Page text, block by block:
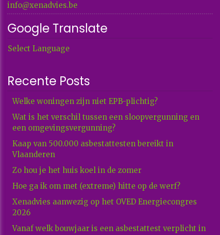
info@xenadvies.be
Google Translate
Select Language
Recente Posts
Welke woningen zijn niet EPB-plichtig?
Wat is het verschil tussen een sloopvergunning en
een omgevingsvergunning?
Kaap van 500.000 asbestattesten bereikt in
Vlaanderen
Zo hou je het huis koel in de zomer
Hoe ga ik om met (extreme) hitte op de werf?
Xenadvies aanwezig op het OVED Energiecongres
2026
Vanaf welk bouwjaar is een asbestattest verplicht in